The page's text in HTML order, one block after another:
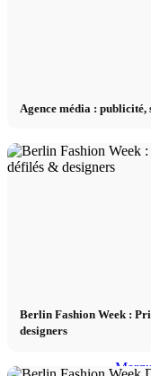
Devenir
Agence média : publicité,
Berlin Fashion Week :
designers